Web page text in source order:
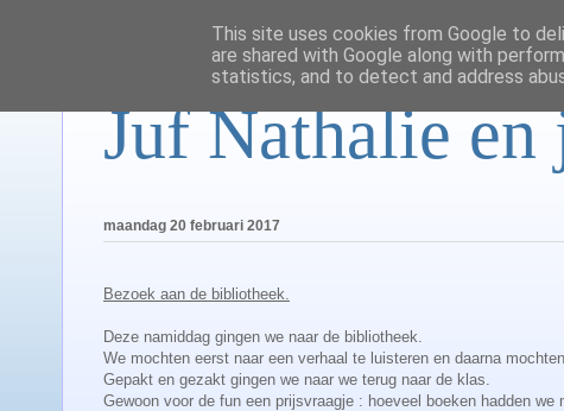
Juf Nathalie
maandag 20 februari 2017
Bezoek aan de bibliotheek.
Deze namiddag gingen we naar de bibliotheek.
We mochten eerst naar een verhaal te luisteren en daarna
Gepakt en gezakt gingen we naar we terug naar de klas.
Gewoon voor de fun een prijsvraagje : hoeveel boeken hadden we
This site uses cookies from Google to
are shared with Google along with
statistics, and to detect and address